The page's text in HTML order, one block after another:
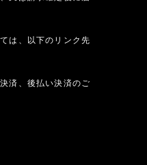
は、以下のリンク先
済、後払い決済のご